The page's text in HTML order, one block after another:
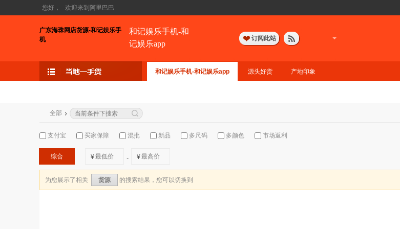
您好， 欢迎来到阿里巴巴
广东海珠网店货源-和记娱乐手
机
和记娱乐手机-和
记娱乐app
订阅此站
和记娱乐手机-和记娱乐app 源头好货 产地印象
全部
支付宝 买家保障 混批 新品 多尺码 多颜色 市场返利
综合 ¥ - ¥
为您展示了相关 货源 的搜索结果，您可以切换到